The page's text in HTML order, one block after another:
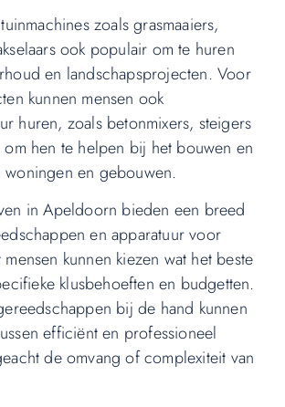
zoals grasmaaiers,
ook populair om te huren
en landschapsprojecten. Voor
kunnen mensen ook
huren, zoals betonmixers, steigers
hen te helpen bij het bouwen en
woningen en gebouwen.
in Apeldoorn bieden een breed
en apparatuur voor
kunnen kiezen wat het beste
klusbehoeften en budgetten.
bij de hand kunnen
efficiënt en professioneel
de omvang of complexiteit van